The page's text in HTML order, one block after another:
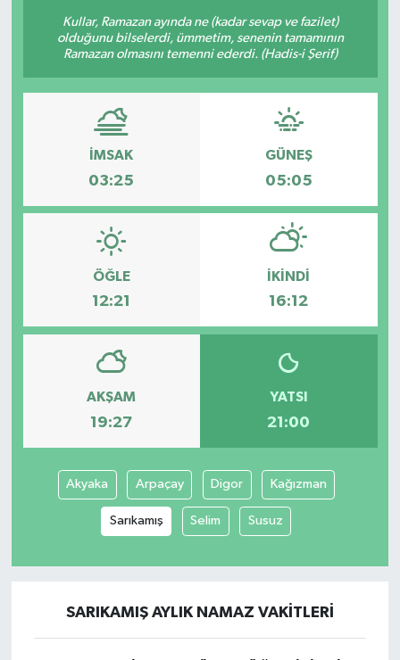
Kullar, Ramazan ayında ne (kadar sevap ve fazilet)
olduğunu bilselerdi, ümmetim, senenin tamamının
Ramazan olmasını temenni ederdi. (Hadis-i Şerif)
İMSAK
03:25
GÜNEŞ
05:05
ÖĞLE
12:21
İKINDI
16:12
AKŞAM
19:27
YATSI
21:00
Akyaka Arpaçay Digor Kağızman
Sarıkamış Selim Susuz
SARIKAMIŞ AYLIK NAMAZ VAKITLERI